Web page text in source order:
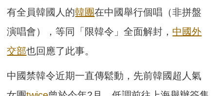
有全員韓國人的韓團在中國舉行個唱（非拼盤
演唱會），等同「限韓令」全面解封， 中國外
交部也回應了此事。
中國禁韓令近期一直傳鬆動，先前韓國超人氣